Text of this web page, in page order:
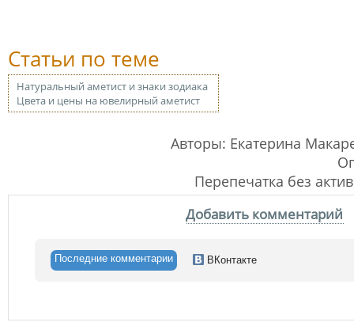
Статьи по теме
Натуральный аметист и знаки зодиака
Цвета и цены на ювелирный аметист
Авторы: Екатерина
Перепечатка без
Добавить комментарий
Последние комментарии ВКонтакте